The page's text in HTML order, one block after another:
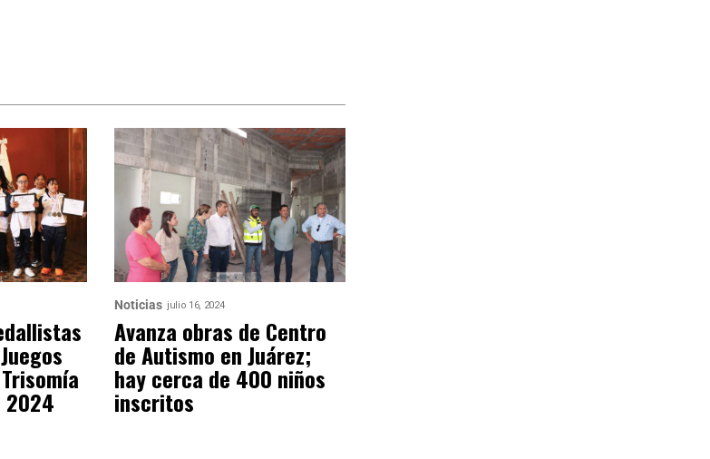
2024
Noticias julio 16, 2024
Avanza obras de Centro
de Autismo en Juárez;
hay cerca de 400 niños
inscritos